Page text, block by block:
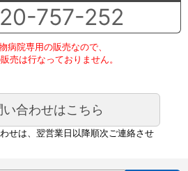
757-252
病院専用の販売なので、
売は行なっておりません。
い合わせはこちら
せは、翌営業日以降順次ご連絡させ